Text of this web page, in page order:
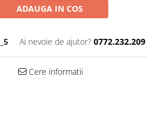
ADAUGA IN COS
Ai nevoie de ajutor? 0772.232.209
Cere informatii